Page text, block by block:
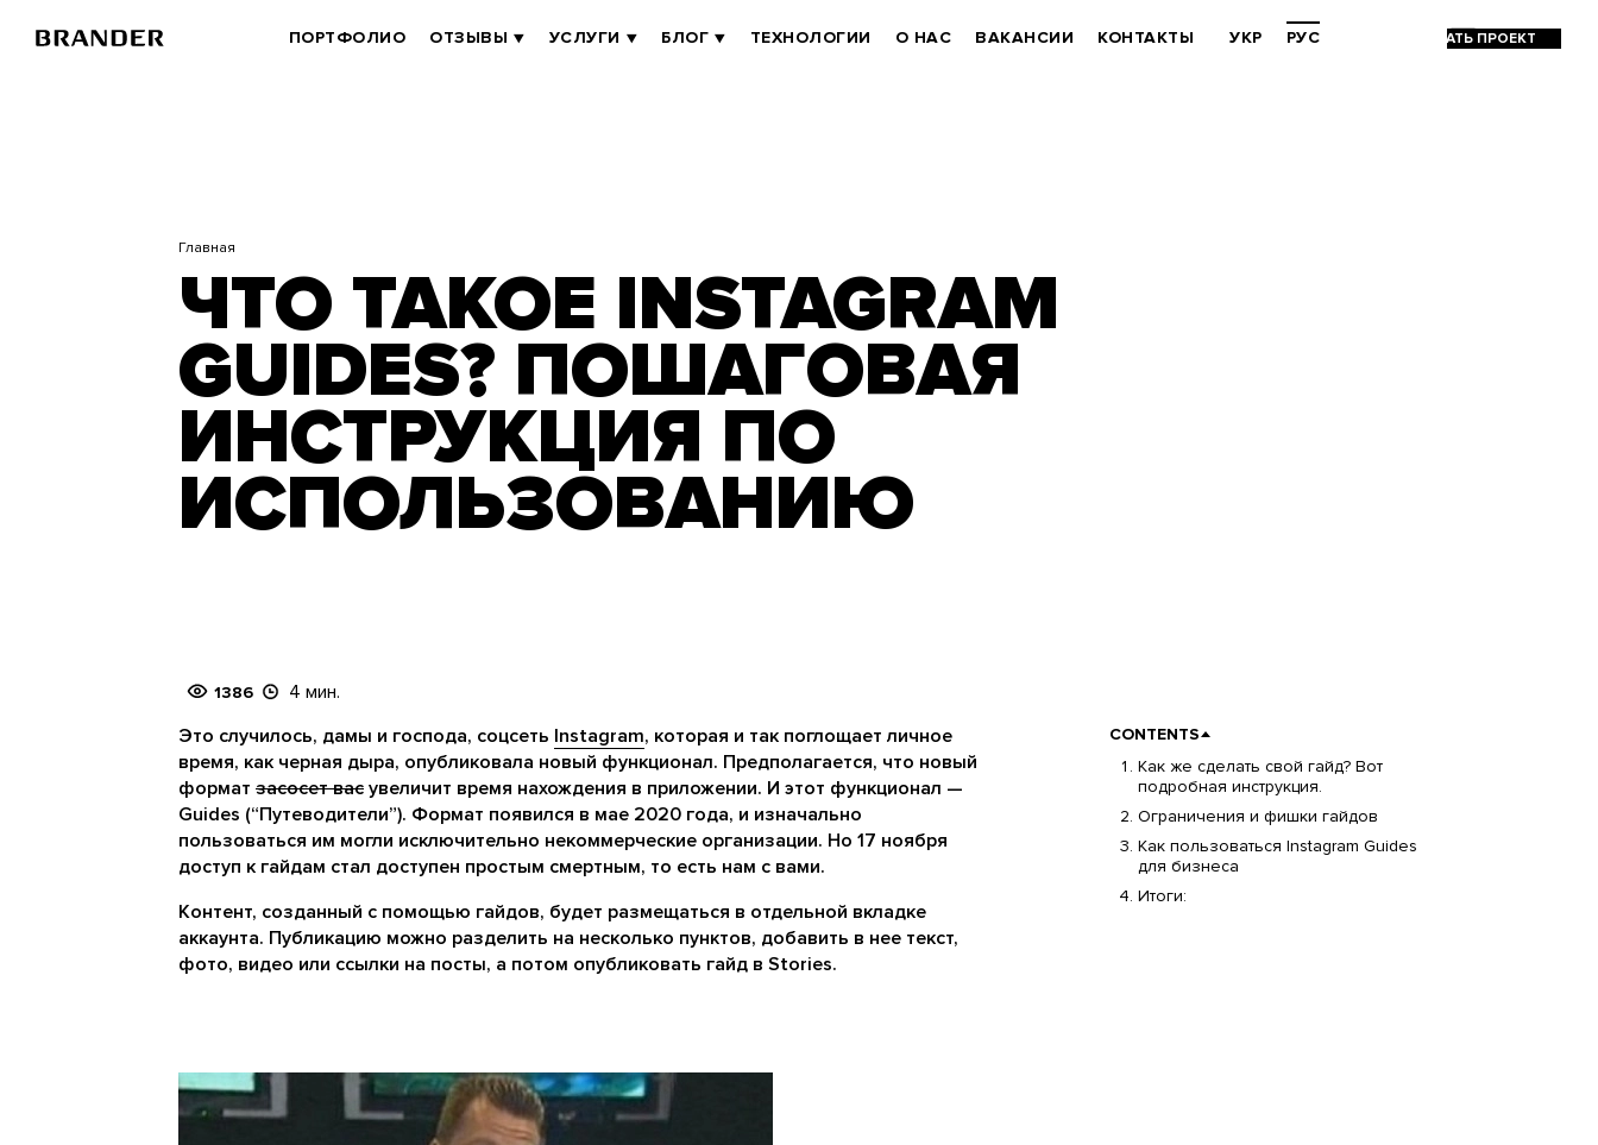
BRANDER
ПОРТФОЛИО ОТЗЫВЫ УСЛУГИ БЛОГ ТЕХНОЛОГИИ О НАС ВАКАНСИИ КОНТАКТЫ УКР РУС
Главная
ЧТО ТАКОЕ INSTAGRAM
GUIDES? ПОШАГОВАЯ
ИНСТРУКЦИЯ ПО
ИСПОЛЬЗОВАНИЮ
1386 4 мин.
CONTENTS
Как же сделать свой гайд? Вот
подробная инструкция.
Ограничения и фишки гайдов
Как пользоваться Instagram Guides
для бизнеса
Итоги:
Это случилось, дамы и господа, соцсеть Instagram, которая и так поглощает личное
время, как черная дыра, опубликовала новый функционал. Предполагается, что новый
формат засосет вас увеличит время нахождения в приложении. И этот функционал —
Guides (“Путеводители”). Формат появился в мае 2020 года, и изначально
пользоваться им могли исключительно некоммерческие организации. Но 17 ноября
доступ к гайдам стал доступен простым смертным, то есть нам с вами.
Контент, созданный с помощью гайдов, будет размещаться в отдельной вкладке
аккаунта. Публикацию можно разделить на несколько пунктов, добавить в нее текст,
фото, видео или ссылки на посты, а потом опубликовать гайд в Stories.